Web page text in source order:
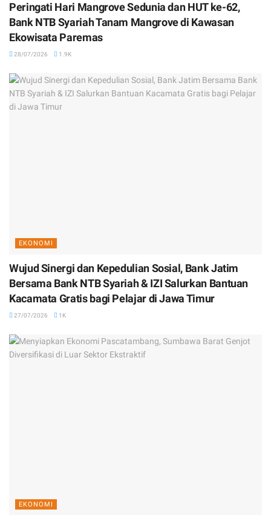
Peringati Hari Mangrove Sedunia dan HUT ke-62,
Bank NTB Syariah Tanam Mangrove di Kawasan
Ekowisata Paremas
28/07/2026 1.9K
EKONOMI
Wujud Sinergi dan Kepedulian Sosial, Bank Jatim
Bersama Bank NTB Syariah & IZI Salurkan Bantuan
Kacamata Gratis bagi Pelajar di Jawa Timur
27/07/2026 1K
EKONOMI